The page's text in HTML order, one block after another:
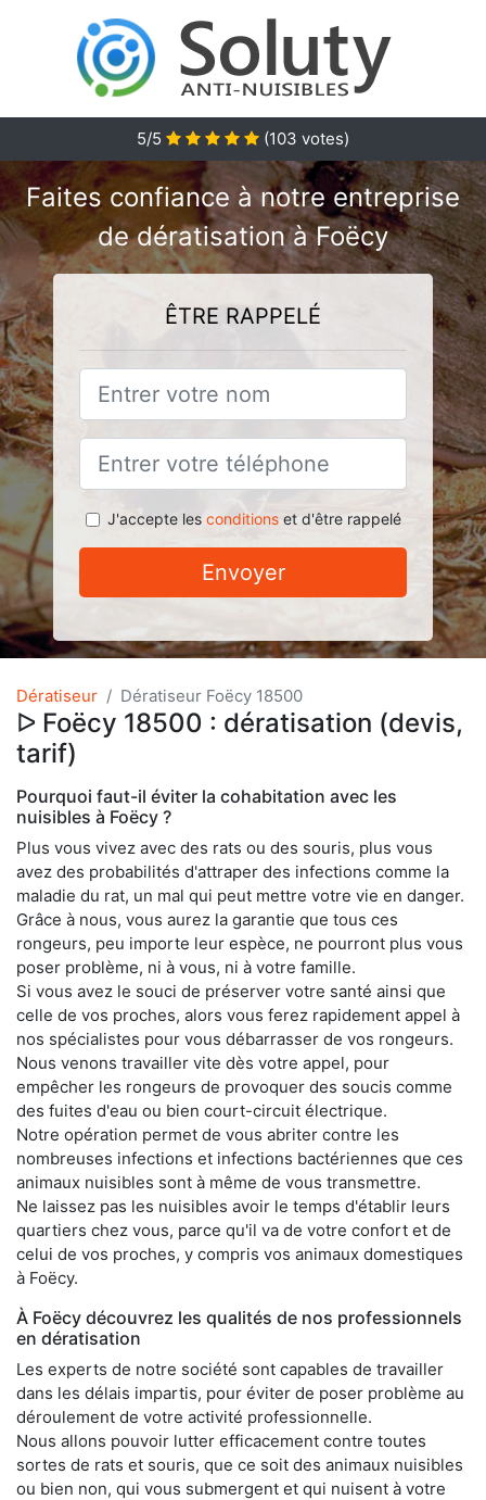
5/5 (103 votes)
Faites confiance à notre entreprise
de dératisation à Foëcy
ÊTRE RAPPELÉ
J'accepte les conditionset d'être rappelé
Envoyer
Dératiseur Dératiseur Foëcy 18500
ᐅ Foëcy 18500 : dératisation (devis,
tarif)
Pourquoi faut-il éviter la cohabitation avec les
nuisibles à Foëcy ?
Plus vous vivez avec des rats ou des souris, plus vous
avez des probabilités d'attraper des infections comme la
maladie du rat, un mal qui peut mettre votre vie en danger.
Grâce à nous, vous aurez la garantie que tous ces
rongeurs, peu importe leur espèce, ne pourront plus vous
poser problème, ni à vous, ni à votre famille.
Si vous avez le souci de préserver votre santé ainsi que
celle de vos proches, alors vous ferez rapidement appel à
nos spécialistes pour vous débarrasser de vos rongeurs.
Nous venons travailler vite dès votre appel, pour
empêcher les rongeurs de provoquer des soucis comme
des fuites d'eau ou bien court-circuit électrique.
Notre opération permet de vous abriter contre les
nombreuses infections et infections bactériennes que ces
animaux nuisibles sont à même de vous transmettre.
Ne laissez pas les nuisibles avoir le temps d'établir leurs
quartiers chez vous, parce qu'il va de votre confort et de
celui de vos proches, y compris vos animaux domestiques
à Foëcy.
À Foëcy découvrez les qualités de nos professionnels
en dératisation
Les experts de notre société sont capables de travailler
dans les délais impartis, pour éviter de poser problème au
déroulement de votre activité professionnelle.
Nous allons pouvoir lutter efficacement contre toutes
sortes de rats et souris, que ce soit des animaux nuisibles
ou bien non, qui vous submergent et qui nuisent à votre